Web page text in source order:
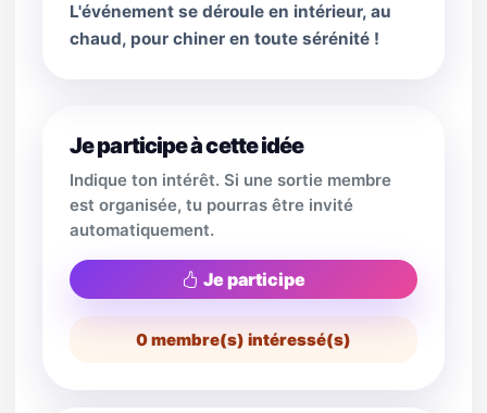
L'événement se déroule en intérieur, au
chaud, pour chiner en toute sérénité !
Je participe à cette idée
Indique ton intérêt. Si une sortie membre
est organisée, tu pourras être invité
automatiquement.
Je participe
0membre(s) intéressé(s)